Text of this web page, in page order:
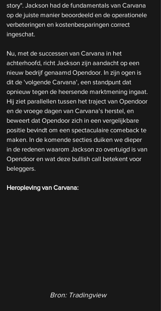
story". Jackson had de fundamentals van Carvana
op de juiste manier beoordeeld en de operationele
verbeteringen en kostenbesparingen correct
ingeschat.
Nu, met de successen van Carvana in het
achterhoofd, richt Jackson zijn aandacht op een
nieuw bedrijf genaamd Opendoor. In zijn ogen is
dit de 'volgende Carvana', een standpunt dat
opnieuw tegen de heersende marktmening ingaat.
Hij ziet parallellen tussen het traject van Opendoor
en de vroege dagen van Carvana's herstel, en
beweert dat Opendoor zich in een vergelijkbare
positie bevindt om een spectaculaire comeback te
maken. In de komende secties duiken we dieper
in de redenen waarom Jackson zo overtuigd is van
Opendoor en wat deze bullish call betekent voor
beleggers.
Heropleving van Carvana:
Bron: Tradingview